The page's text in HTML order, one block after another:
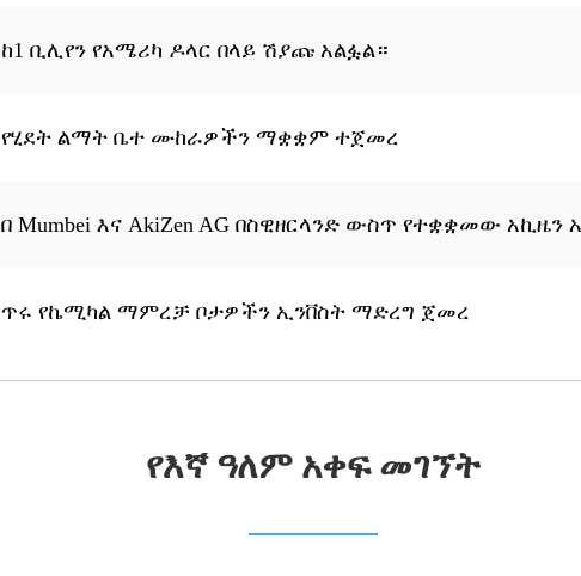
ከ1 ቢሊየን የአሜሪካ ዶላር በላይ ሽያጩ አልፏል።
የሂደት ልማት ቤተ ሙከራዎችን ማቋቋም ተጀመረ
በ Mumbei እና AkiZen AG በስዊዘርላንድ ውስጥ የተቋቋመው አኪዜን
ጥሩ የኬሚካል ማምረቻ ቦታዎችን ኢንቨስት ማድረግ ጀመረ
የእኛ ዓለም አቀፍ መገኘት